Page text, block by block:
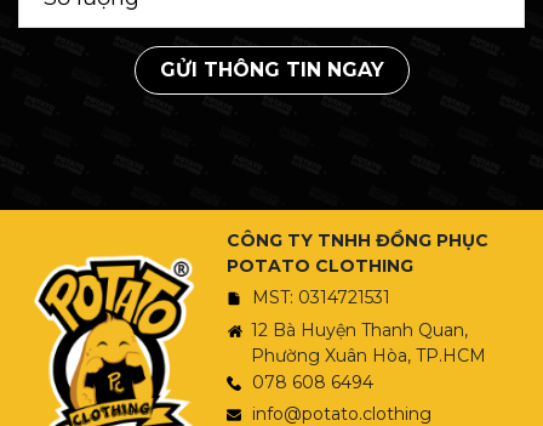
GỬI THÔNG TIN NGAY
CÔNG TY TNHH ĐỒNG PHỤC
POTATO CLOTHING
MST: 0314721531
12 Bà Huyện Thanh Quan,
Phường Xuân Hòa, TP.HCM
078 608 6494
info@potato.clothing